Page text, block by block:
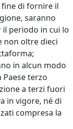
di fornire il
saranno
il periodo in cui lo
non oltre dieci
in alcun modo
terzo
a terzi fuori
in vigore, né di
compresa la